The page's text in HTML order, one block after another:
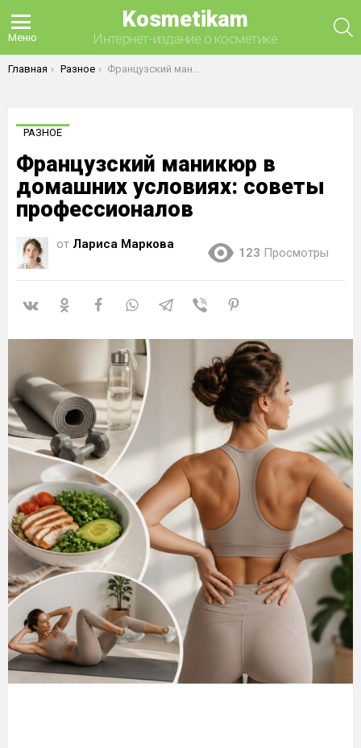
Меню
Kosmetikam
Интернет-издание о косметике
Вы здесь:
Главная Разное Французский маникюр в домашних условиях: советы профессионалов
РАЗНОЕ
Французский маникюр в
домашних условиях: советы
профессионалов
от Лариса Маркова
123 Просмотры